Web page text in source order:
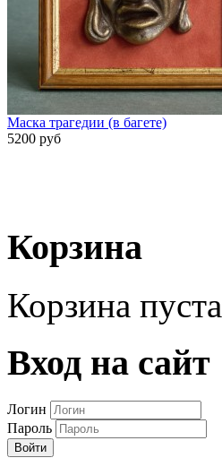
Маска трагедии (в багете)
5200 руб
Корзина
Корзина пуста
Вход на сайт
Логин
Пароль
Войти